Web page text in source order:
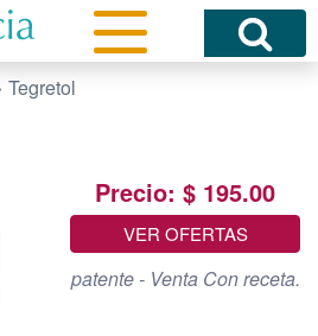
Tegretol
Precio: $ 195.00
VER OFERTAS
patente - Venta Con receta.